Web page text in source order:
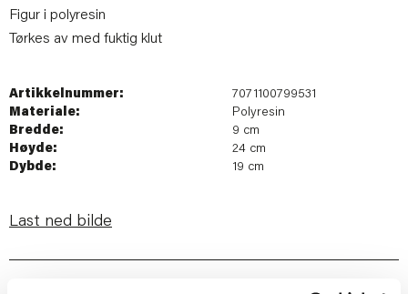
Figur i polyresin
Tørkes av med fuktig klut
Artikkelnummer:
7071100799531
Materiale:
Polyresin
Bredde:
9 cm
Høyde:
24 cm
Dybde:
19 cm
Last ned bilde